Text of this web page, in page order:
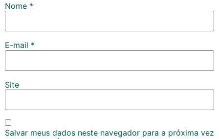
Nome *
E-mail *
Site
Salvar meus dados neste navegador para a próxima vez